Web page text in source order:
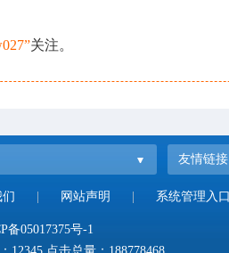
关注。
友情链接
网站声明 系统管理入口
备05017375号-1